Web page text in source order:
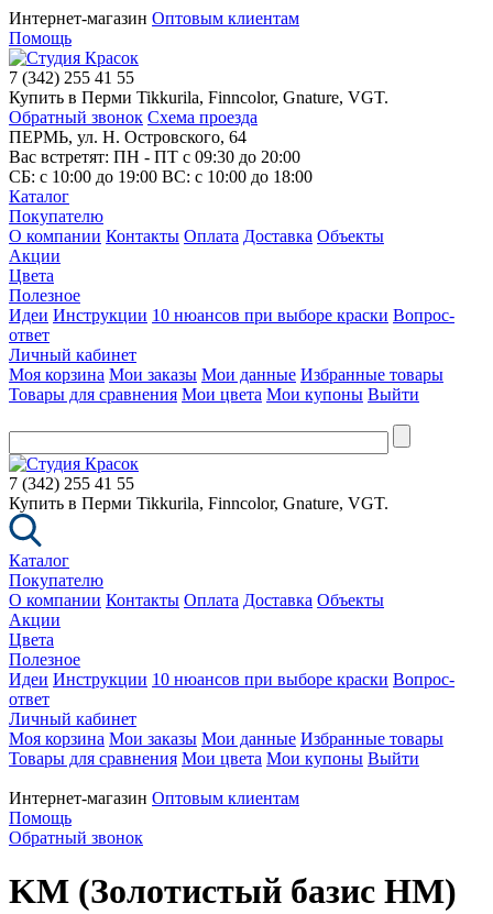
Интернет-магазин Оптовым клиентам
Помощь
7 (342) 255 41 55
Купить в Перми Tikkurila, Finncolor, Gnature, VGT.
Обратный звонок Схема проезда
ПЕРМЬ, ул. Н. Островского, 64
Вас встретят: ПН - ПТ с 09:30 до 20:00
СБ: с 10:00 до 19:00 ВС: с 10:00 до 18:00
Каталог
Покупателю
О компании Контакты Оплата Доставка Объекты
Акции
Цвета
Полезное
Идеи Инструкции 10 нюансов при выборе краски Вопрос-
ответ
Личный кабинет
Моя корзина Мои заказы Мои данные Избранные товары
Товары для сравнения Мои цвета Мои купоны Выйти
7 (342) 255 41 55
Купить в Перми Tikkurila, Finncolor, Gnature, VGT.
Каталог
Покупателю
О компании Контакты Оплата Доставка Объекты
Акции
Цвета
Полезное
Идеи Инструкции 10 нюансов при выборе краски Вопрос-
ответ
Личный кабинет
Моя корзина Мои заказы Мои данные Избранные товары
Товары для сравнения Мои цвета Мои купоны Выйти
Интернет-магазин Оптовым клиентам
Помощь
Обратный звонок
KM (Золотистый базис НМ)